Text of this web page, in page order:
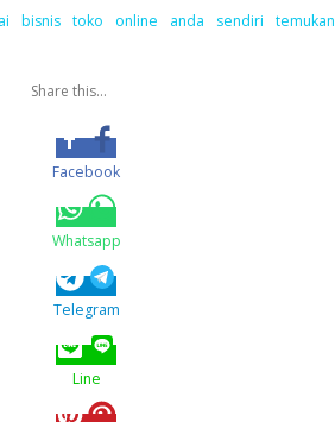
bisnis toko online anda sendiri temukan
Share this...
Facebook
Whatsapp
Telegram
Line